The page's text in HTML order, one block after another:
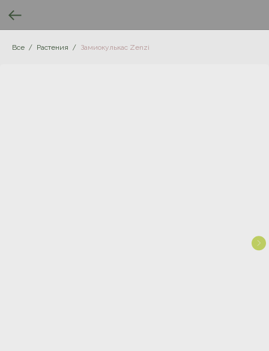
Все Растения Замиокулькас Zenzi